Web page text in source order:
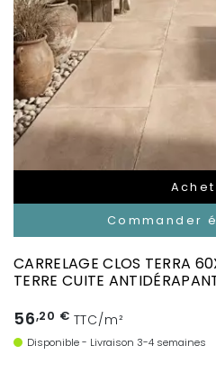
Commander
CARRELAGE CLOS TERRA
TERRE CUITE
56,20 € TTC/m²
Disponible - Livraison 3-4 semaines